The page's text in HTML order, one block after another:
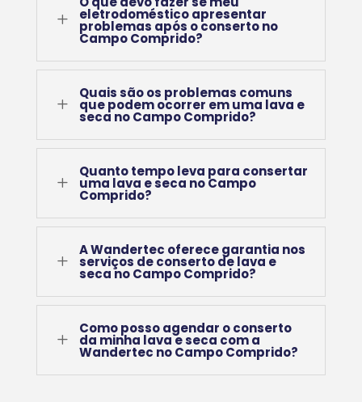
L eletrodoméstico apresentar
problemas após o conserto no
Campo Comprido?
L
Quais são os problemas comuns
que podem ocorrer em uma lava e
seca no Campo Comprido?
L
Quanto tempo leva para consertar
uma lava e seca no Campo
Comprido?
L
A Wandertec oferece garantia nos
serviços de conserto de lava e
seca no Campo Comprido?
L
Como posso agendar o conserto
da minha lava e seca com a
Wandertec no Campo Comprido?